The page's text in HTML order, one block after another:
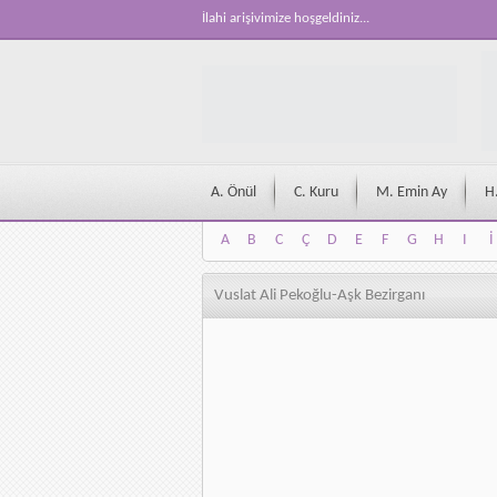
İlahi arişivimize hoşgeldiniz...
A. Önül C. Kuru M. Emin Ay
A B C Ç D E F G H I İ
A
B C Ç D E F G H I İ
Vuslat Ali Pekoğlu-Aşk Bezirganı